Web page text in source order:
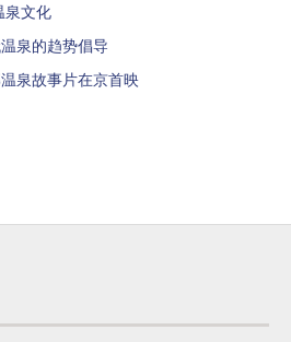
泉文化
泉的趋势倡导
泉故事片在京首映